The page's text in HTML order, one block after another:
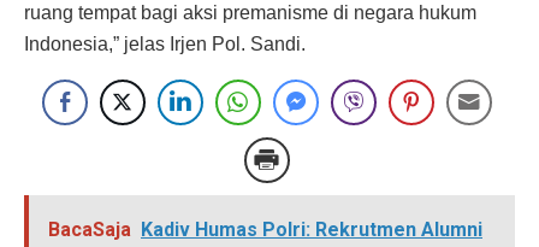
ruang tempat bagi aksi premanisme di negara hukum
Indonesia,” jelas Irjen Pol. Sandi.
BacaSaja Kadiv Humas Polri: Rekrutmen Alumni